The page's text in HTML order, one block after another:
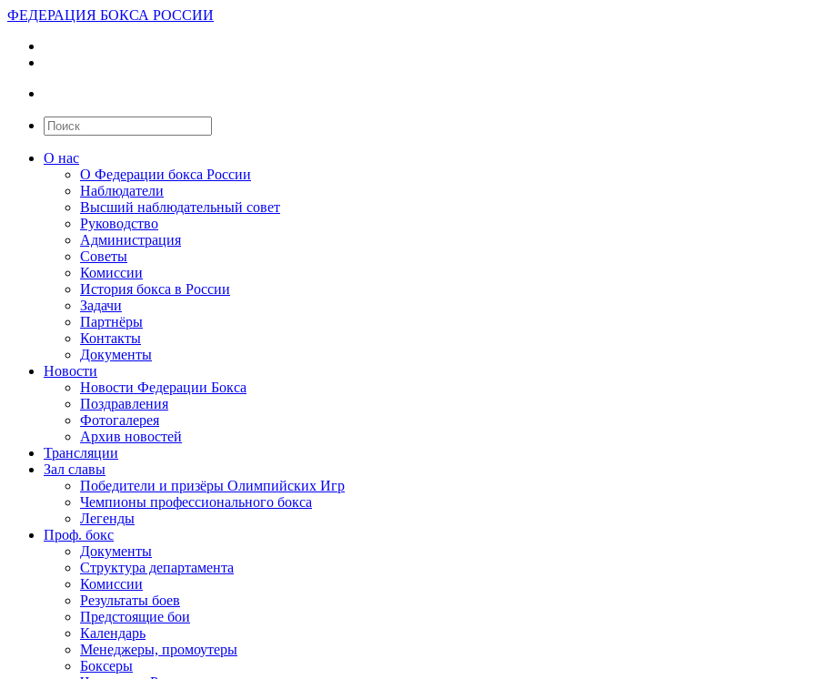
ФЕДЕРАЦИЯ БОКСА РОССИИ
О нас
О Федерации бокса России
Наблюдатели
Высший наблюдательный совет
Руководство
Администрация
Советы
Комиссии
История бокса в России
Задачи
Партнёры
Контакты
Документы
Новости
Новости Федерации Бокса
Поздравления
Фотогалерея
Архив новостей
Трансляции
Зал славы
Победители и призёры Олимпийских Игр
Чемпионы профессионального бокса
Легенды
Проф. бокс
Документы
Структура департамента
Комиссии
Результаты боев
Предстоящие бои
Календарь
Менеджеры, промоутеры
Боксеры